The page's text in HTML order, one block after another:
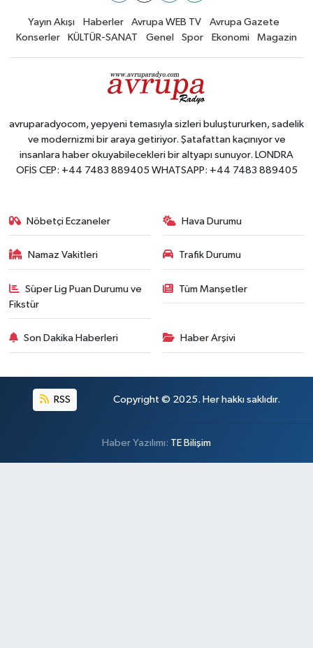
Yayın Akışı Haberler Avrupa WEB TV
Avrupa Gazete
Konserler
KÜLTÜR-SANAT Genel Spor Ekonomi Magazin
avruparadyocom, yepyeni temasıyla sizleri buluştururken, sadelik
ve modernizmi bir araya getiriyor. Şatafattan kaçınıyor ve
insanlara haber okuyabilecekleri bir altyapı sunuyor. LONDRA
OFİS CEP: +44 7483 889405 WHATSAPP: +44 7483 889405
Nöbetçi Eczaneler Hava Durumu
Namaz Vakitleri Trafik Durumu
Süper Lig Puan Durumu ve
Fikstür
Tüm Manşetler
Son Dakika Haberleri Haber Arşivi
RSS Copyright © 2025. Her hakkı saklıdır.
Haber Yazılımı: TE Bilişim